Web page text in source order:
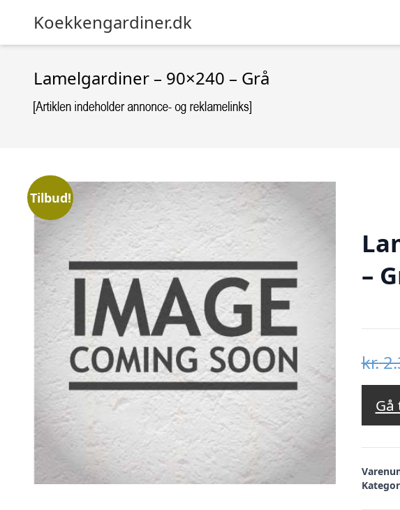
Koekkengardiner.dk
Lamelgardiner – 90×240 – Grå
Tilbud!
–
kr.
Gå